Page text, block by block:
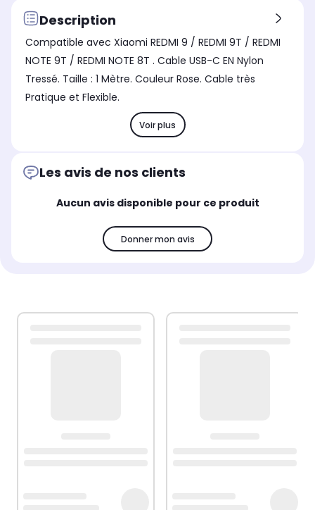
Description
Compatible avec Xiaomi REDMI 9 / REDMI 9T / REDMI
NOTE 9T / REDMI NOTE 8T . Cable USB-C EN Nylon
Tressé. Taille : 1 Mètre. Couleur Rose. Cable très
Pratique et Flexible.
Voir plus
Les avis de nos clients
Aucun avis disponible pour ce produit
Donner mon avis